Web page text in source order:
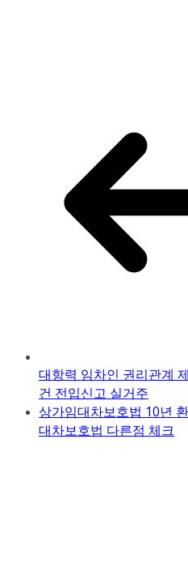
대항력 임차인 권리관계
건 전입신고 실거주
상가임대차보호법 10년
대차보호법 다른점 체크